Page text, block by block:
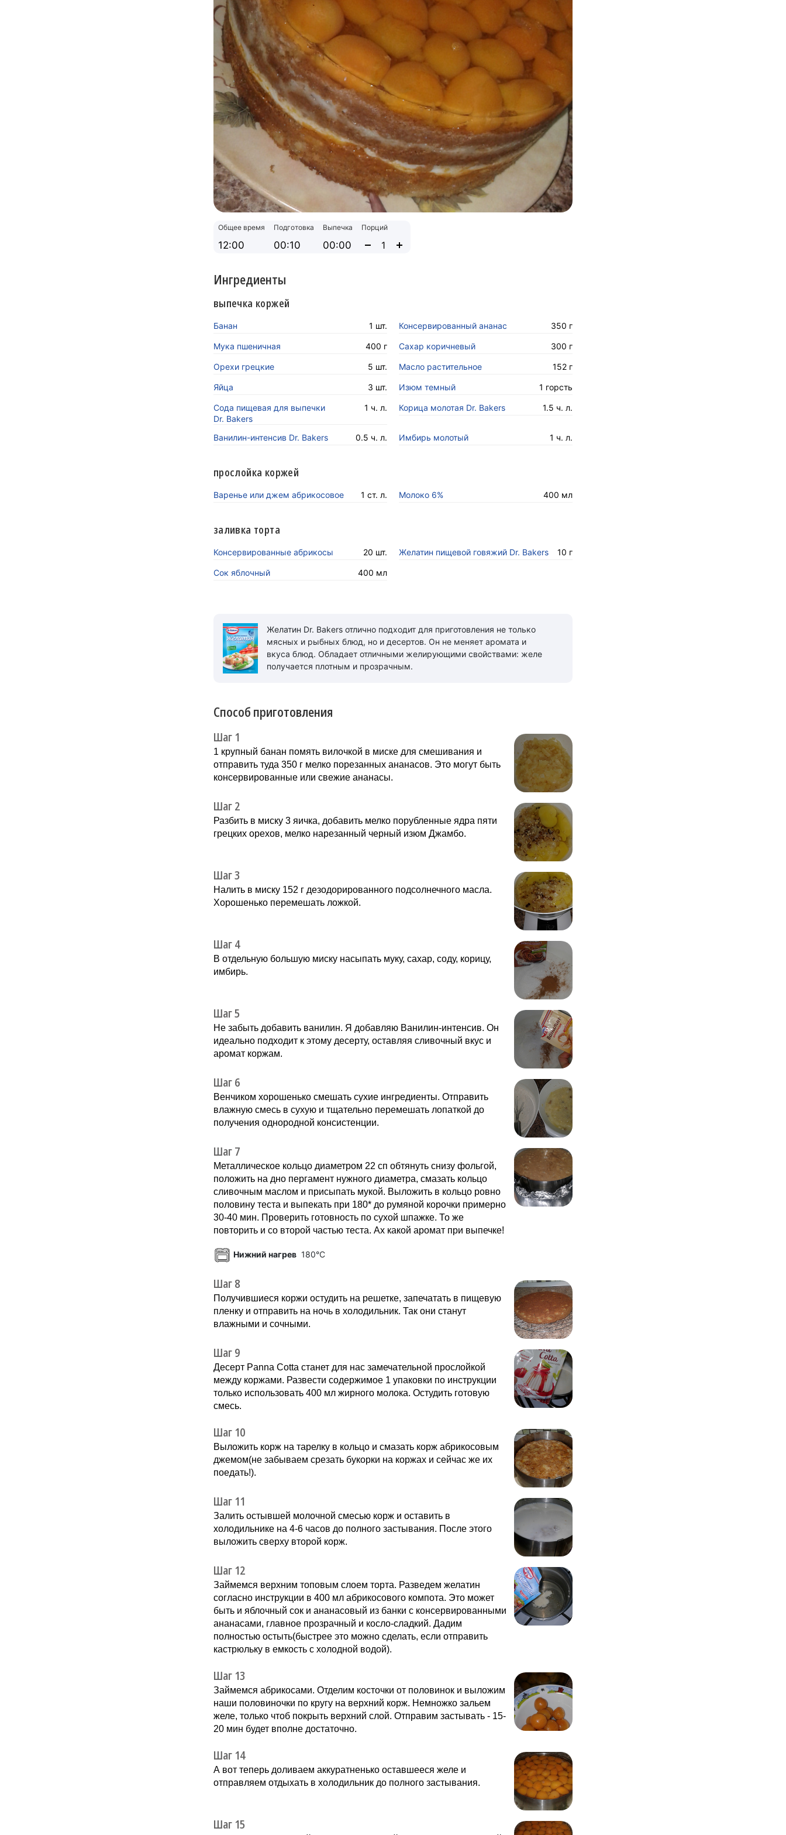
Общее время
12:00
Подготовка
00:10
Выпечка
00:00
Порций
Ингредиенты
выпечка коржей
Банан 1 шт. Консервированный ананас 350 г
Мука пшеничная 400 г Сахар коричневый 300 г
Орехи грецкие 5 шт. Масло растительное 152 г
Яйца 3 шт. Изюм темный 1 горсть
Сода пищевая для выпечки
Dr. Bakers
1 ч. л. Корица молотая Dr. Bakers 1.5 ч. л.
Ванилин-интенсив Dr. Bakers 0.5 ч. л. Имбирь молотый 1 ч. л.
прослойка коржей
Варенье или джем абрикосовое 1 ст. л. Молоко 6% 400 мл
заливка торта
Консервированные абрикосы 20 шт. Желатин пищевой говяжий Dr. Bakers 10 г
Сок яблочный 400 мл
Желатин Dr. Bakers отлично подходит для приготовления не только
мясных и рыбных блюд, но и десертов. Он не меняет аромата и
вкуса блюд. Обладает отличными желирующими свойствами: желе
получается плотным и прозрачным.
Способ приготовления
Шаг 1
1 крупный банан помять вилочкой в миске для смешивания и
отправить туда 350 г мелко порезанных ананасов. Это могут быть
консервированные или свежие ананасы.
Шаг 2
Разбить в миску 3 яичка, добавить мелко порубленные ядра пяти
грецких орехов, мелко нарезанный черный изюм Джамбо.
Шаг 3
Налить в миску 152 г дезодорированного подсолнечного масла.
Хорошенько перемешать ложкой.
Шаг 4
В отдельную большую миску насыпать муку, сахар, соду, корицу,
имбирь.
Шаг 5
Не забыть добавить ванилин. Я добавляю Ванилин-интенсив. Он
идеально подходит к этому десерту, оставляя сливочный вкус и
аромат коржам.
Шаг 6
Венчиком хорошенько смешать сухие ингредиенты. Отправить
влажную смесь в сухую и тщательно перемешать лопаткой до
получения однородной консистенции.
Шаг 7
Металлическое кольцо диаметром 22 сп обтянуть снизу фольгой,
положить на дно пергамент нужного диаметра, смазать кольцо
сливочным маслом и присыпать мукой. Выложить в кольцо ровно
половину теста и выпекать при 180* до румяной корочки примерно
30-40 мин. Проверить готовность по сухой шпажке. То же
повторить и со второй частью теста. Ах какой аромат при выпечке!
Нижний нагрев180°C
Шаг 8
Получившиеся коржи остудить на решетке, запечатать в пищевую
пленку и отправить на ночь в холодильник. Так они станут
влажными и сочными.
Шаг 9
Десерт Panna Cotta станет для нас замечательной прослойкой
между коржами. Развести содержимое 1 упаковки по инструкции
только использовать 400 мл жирного молока. Остудить готовую
смесь.
Шаг 10
Выложить корж на тарелку в кольцо и смазать корж абрикосовым
джемом(не забываем срезать букорки на коржах и сейчас же их
поедать!).
Шаг 11
Залить остывшей молочной смесью корж и оставить в
холодильнике на 4-6 часов до полного застывания. После этого
выложить сверху второй корж.
Шаг 12
Займемся верхним топовым слоем торта. Разведем желатин
согласно инструкции в 400 мл абрикосового компота. Это может
быть и яблочный сок и ананасовый из банки с консервированными
ананасами, главное прозрачный и косло-сладкий. Дадим
полностью остыть(быстрее это можно сделать, если отправить
кастрюльку в емкость с холодной водой).
Шаг 13
Займемся абрикосами. Отделим косточки от половинок и выложим
наши половиночки по кругу на верхний корж. Немножко зальем
желе, только чтоб покрыть верхний слой. Отправим застывать - 15-
20 мин будет вполне достаточно.
Шаг 14
А вот теперь доливаем аккуратненько оставшееся желе и
отправляем отдыхать в холодильник до полного застывания.
Шаг 15